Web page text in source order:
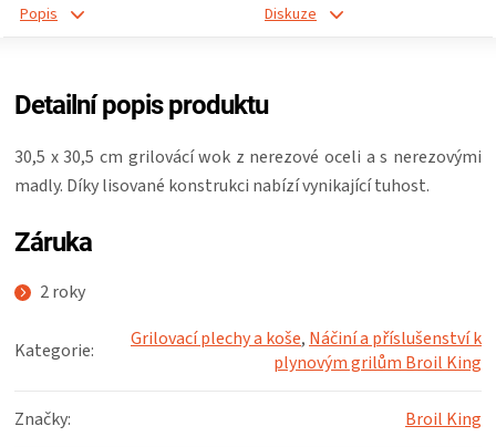
O
KOŠILE
VÍNO
ZNAČKY
Popis Diskuze
Detailní popis produktu
30,5 x 30,5 cm grilovácí wok z nerezové oceli a s nerezovými
madly. Díky lisované konstrukci nabízí vynikající tuhost.
Záruka
2 roky
Kategorie: Grilovací plechy a koše, Náčiní a příslušenství k
plynovým grilům Broil King
Značky: Broil King